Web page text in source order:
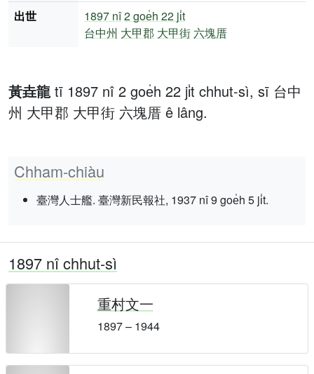
黃垚龍tī 1897 nî 2 goe̍h 22 ji̍t chhut-sì, sī 台中
州 大甲郡 大甲街 六塊厝 ê lâng.
Chham-chiàu
臺灣人士艦. 臺灣新民報社, 1937 nî 9 goe̍h 5 ji̍t.
出世 1897 nî2 goe̍h 22 ji̍t
台中州 大甲郡 大甲街 六塊厝
1897 nî chhut-sì
重村文一
1897 – 1944